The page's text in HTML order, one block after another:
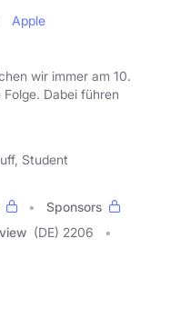
Apple
wir immer am 10.
Dabei führen
Student
Sponsors
(DE) 2206